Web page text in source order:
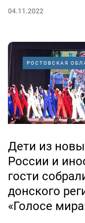
04.11.2022
РОСТОВСКАЯ
Дети из
России и
гости
донского
«Голосе